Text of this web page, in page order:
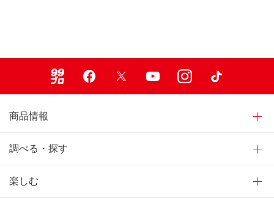
商品情報
調べる・探す
楽しむ